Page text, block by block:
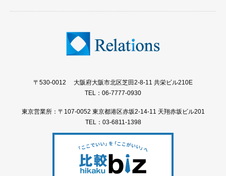
〒530-0012 大阪府大阪市北区芝田2-8-11 共栄ビル210E
TEL：06-7777-0930
東京営業所：〒107-0052 東京都港区赤坂2-14-11 天翔赤坂ビル201
TEL：03-6811-1398